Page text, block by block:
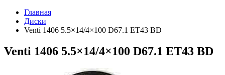
Главная
Диски
Venti 1406 5.5×14/4×100 D67.1 ET43 BD
Venti 1406 5.5×14/4×100 D67.1 ET43 BD